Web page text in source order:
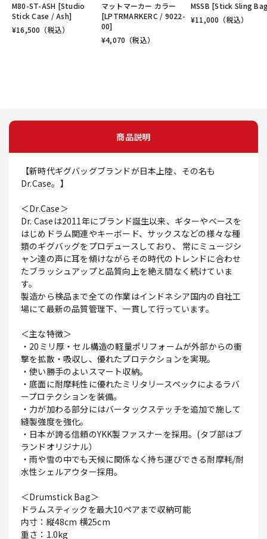
M80-ST-ASH [Studio
Stick Case / Ash]
¥16,500 （税込）
マットマーカー カラー
[LPTRMARKERC / 9022-
00]
¥4,070 （税込）
MSSB [Stick Sling
¥11,000 （税込）
商品説明
【新時代ギグバッグブランドが日本上陸、その名も
Dr.Case。】
＜Dr.Case＞
Dr. Caseは2011年にブランド誕生以来、ギターやベースを
はじめドラム関連やキーボード、サックスなどの様々な種
類のギグバッグをプロデュースしており、 常にミュージシ
ャン達の声に耳を傾けながらその時代のトレンドに合わせ
たブラッシュアップと品質向上を絶え間なく続けていま
す。
製造から検品まで全ての作業はインドネシア国内の自社工
場にて最新の品質管理下、一貫して行っています。
＜主な特徴＞
・20ミリ厚・セル構造の軽量ポリフォームが外部からの衝
撃を拡散・吸収し、優れたプロテクションを実現。
・使い勝手のよいスマート収納。
・底面に耐摩耗性に優れたミリタリースペックによるラバ
ープロテクションを装備。
・力が加わる部分にはバータックステッチを追加で施して
縫製強度を強化。
・日本が誇る信頼のYKK製ファスナーを採用。(タブ部はブ
ランドオリジナル）
・雨や雪の中でも天候に関係なく持ち運びできる耐摩耗/耐
水性シェルアウター採用。
＜Drumstick Bag＞
ドラムスティックを最大10ペアまで収納可能
内寸：縦48cm 横25cm
重さ：1.0kg